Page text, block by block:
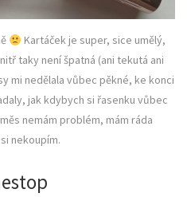
Kartáček je super, sice umělý,
taky není špatná (ani tekutá ani
mi nedělala vůbec pěkné, ke konci
jak kdybych si řasenku vůbec
nemám problém, mám ráda
nekoupím.